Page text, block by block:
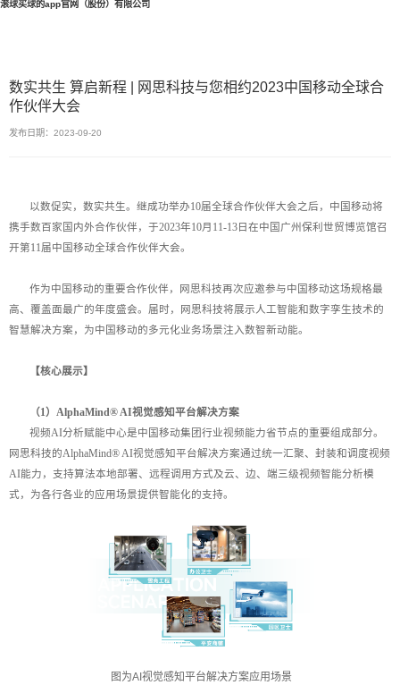
滚球买球的app官网（股份）有限公司
数实共生 算启新程 | 网思科技与您相约2023中国移动全球合
作伙伴大会
发布日期：2023-09-20
以数促实，数实共生。继成功举办10届全球合作伙伴大会之后，中国移动将
携手数百家国内外合作伙伴，于2023年10月11-13日在中国广州保利世贸博览馆召
开第11届中国移动全球合作伙伴大会。
作为中国移动的重要合作伙伴，网思科技再次应邀参与中国移动这场规格最
高、覆盖面最广的年度盛会。届时，网思科技将展示人工智能和数字孪生技术的
智慧解决方案，为中国移动的多元化业务场景注入数智新动能。
【核心展示】
（1）AlphaMind® AI视觉感知平台解决方案
视频AI分析赋能中心是中国移动集团行业视频能力省节点的重要组成部分。
网思科技的AlphaMind® AI视觉感知平台解决方案通过统一汇聚、封装和调度视频
AI能力，支持算法本地部署、远程调用方式及云、边、端三级视频智能分析模
式，为各行各业的应用场景提供智能化的支持。
图为AI视觉感知平台解决方案应用场景